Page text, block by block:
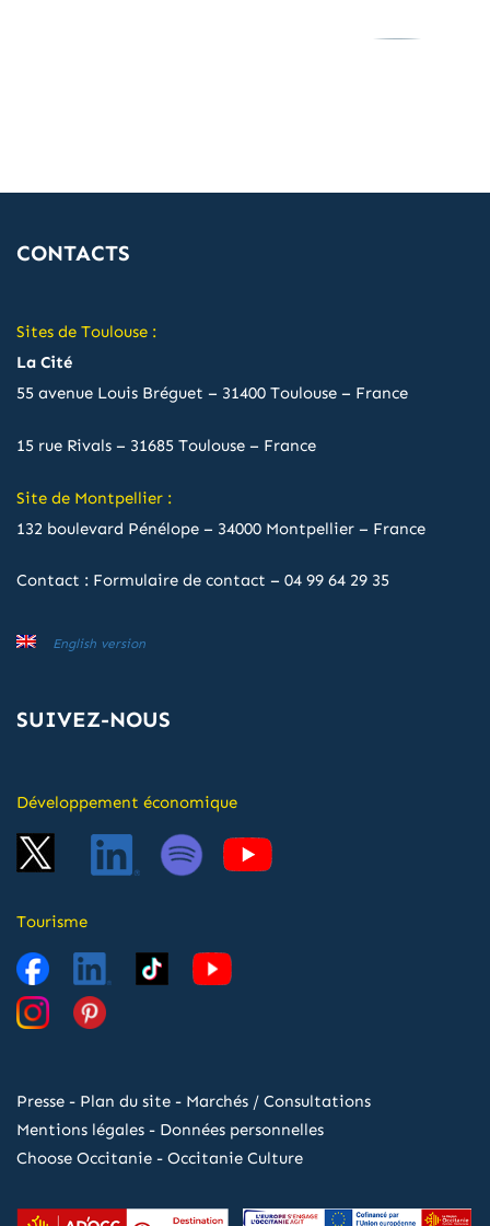
CONTACTS
Sites de Toulouse :
La Cité
55 avenue Louis Bréguet – 31400 Toulouse – France
15 rue Rivals – 31685 Toulouse – France
Site de Montpellier :
132 boulevard Pénélope – 34000 Montpellier – France
Contact : Formulaire de contact – 04 99 64 29 35
English version
SUIVEZ-NOUS
Développement économique
Tourisme
Presse - Plan du site - Marchés / Consultations
Mentions légales - Données personnelles
Choose Occitanie - Occitanie Culture